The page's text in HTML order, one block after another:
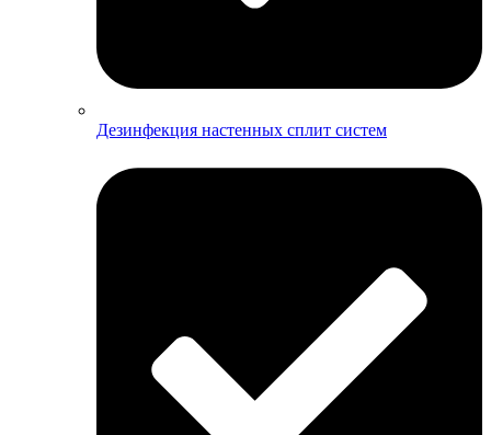
Дезинфекция настенных сплит систем